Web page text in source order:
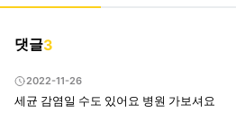
댓글3
2022-11-26
세균 감염일 수도 있어요 병원 가보셔요